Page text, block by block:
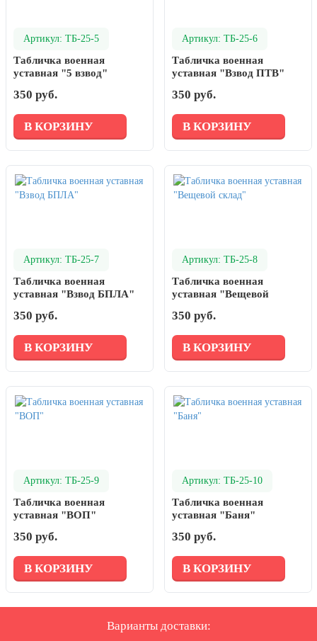
Артикул: ТБ-25-5
Табличка военная
уставная "5 взвод"
350 руб.
В КОРЗИНУ
Артикул: ТБ-25-6
Табличка военная
уставная "Взвод ПТВ"
350 руб.
В КОРЗИНУ
Артикул: ТБ-25-7
Табличка военная
уставная "Взвод БПЛА"
350 руб.
В КОРЗИНУ
Артикул: ТБ-25-8
Табличка военная
уставная "Вещевой
350 руб.
В КОРЗИНУ
Артикул: ТБ-25-9
Табличка военная
уставная "ВОП"
350 руб.
В КОРЗИНУ
Артикул: ТБ-25-10
Табличка военная
уставная "Баня"
350 руб.
В КОРЗИНУ
Варианты доставки: